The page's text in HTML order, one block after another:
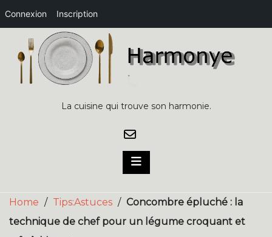
Connexion Inscription
content
La cuisine qui trouve son harmonie.
Home / Tips:Astuces / Concombre épluché : la
technique de chef pour un légume croquant et